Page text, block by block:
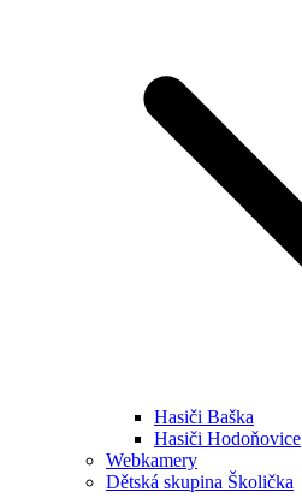
Hasiči Baška
Hasiči Hodoňovice
Webkamery
Dětská skupina Školička